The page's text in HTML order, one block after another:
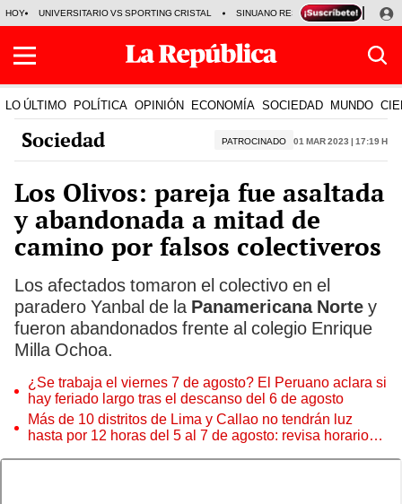
HOY UNIVERSITARIO VS SPORTING CRISTAL SINUANO RESULTADOS HOY
LO ÚLTIMO POLÍTICA OPINIÓN ECONOMÍA SOCIEDAD MUNDO
Sociedad PATROCINADO 01 Mar 2023 | 17:19 h
Los Olivos: pareja fue asaltada
y abandonada a mitad de
camino por falsos colectiveros
Los afectados tomaron el colectivo en el
paradero Yanbal de la Panamericana Norte y
fueron abandonados frente al colegio Enrique
Milla Ochoa.
¿Se trabaja el viernes 7 de agosto? El Peruano aclara si
hay feriado largo tras el descanso del 6 de agosto
Más de 10 distritos de Lima y Callao no tendrán luz
hasta por 12 horas del 5 al 7 de agosto: revisa horarios y